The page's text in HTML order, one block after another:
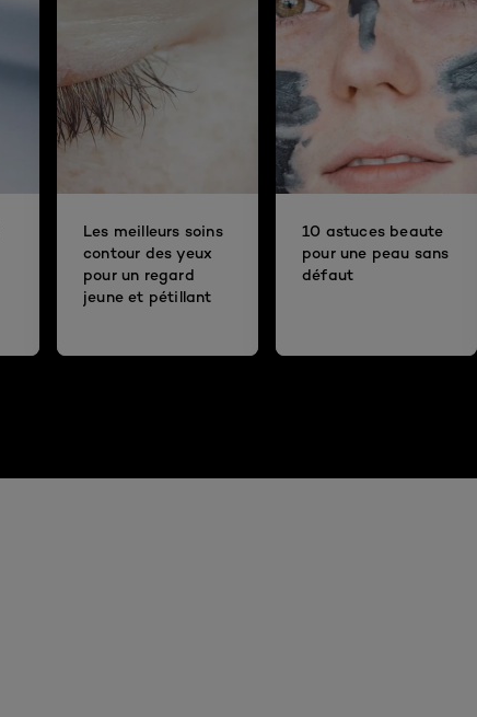
Les meilleurs soins
contour des yeux
pour un regard
jeune et pétillant
10 astuces beaute
pour une peau sans
défaut